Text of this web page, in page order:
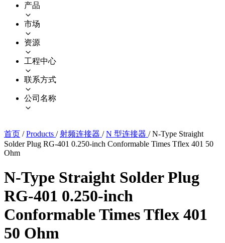
产品
市场
资源
工程中心
联系方式
公司名称
首页 / Products / 射频连接器 / N 型连接器 / N-Type Straight
Solder Plug RG-401 0.250-inch Conformable Times Tflex 401 50
Ohm
N-Type Straight Solder Plug
RG-401 0.250-inch
Conformable Times Tflex 401
50 Ohm